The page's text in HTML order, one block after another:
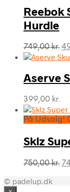
Reebok
Hurdle
749,00kr.
Aserve
399,00 kr.
På Udsalg!
Sklz
750,00kr.
© padelup.dk